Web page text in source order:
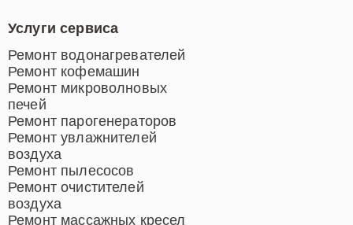
Услуги сервиса
Ремонт водонагревателей
Ремонт кофемашин
Ремонт микроволновых
печей
Ремонт парогенераторов
Ремонт увлажнителей
воздуха
Ремонт пылесосов
Ремонт очистителей
воздуха
Ремонт массажных кресел